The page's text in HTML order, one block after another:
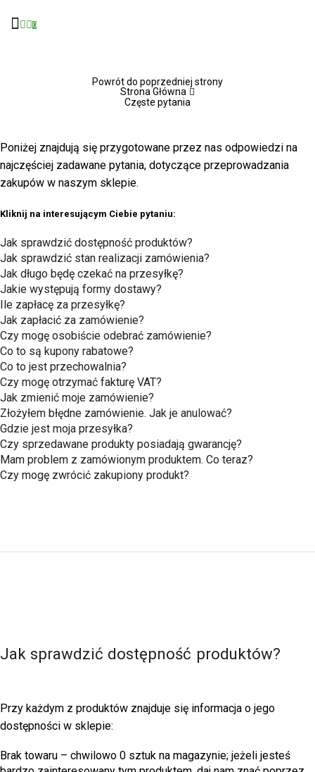
0
Powrót do poprzedniej strony
Strona Główna
Częste pytania
Poniżej znajdują się przygotowane przez nas odpowiedzi na
najczęściej zadawane pytania, dotyczące przeprowadzania
zakupów w naszym sklepie.
Kliknij na interesującym Ciebie pytaniu:
Jak sprawdzić dostępność produktów?
Jak sprawdzić stan realizacji zamówienia?
Jak długo będę czekać na przesyłkę?
Jakie występują formy dostawy?
Ile zapłacę za przesyłkę?
Jak zapłacić za zamówienie?
Czy mogę osobiście odebrać zamówienie?
Co to są kupony rabatowe?
Co to jest przechowalnia?
Czy mogę otrzymać fakturę VAT?
Jak zmienić moje zamówienie?
Złożyłem błędne zamówienie. Jak je anulować?
Gdzie jest moja przesyłka?
Czy sprzedawane produkty posiadają gwarancję?
Mam problem z zamówionym produktem. Co teraz?
Czy mogę zwrócić zakupiony produkt?
Jak sprawdzić dostępność produktów?
Przy każdym z produktów znajduje się informacja o jego
dostępności w sklepie:
Brak towaru – chwilowo 0 sztuk na magazynie; jeżeli jesteś